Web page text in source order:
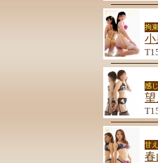
拘
小
感
望
甘
春